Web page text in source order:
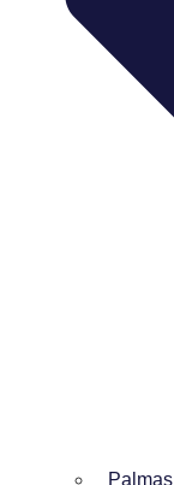
Palmas